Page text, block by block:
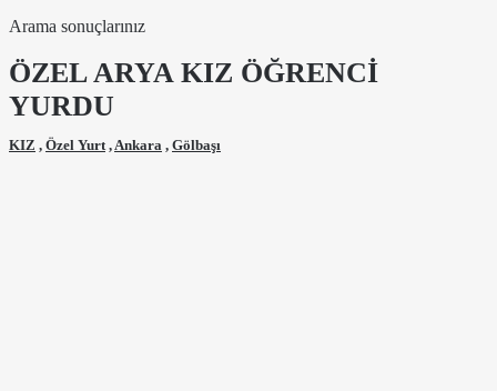
Arama sonuçlarınız
ÖZEL ARYA KIZ ÖĞRENCİ
YURDU
KIZ , Özel Yurt , Ankara , Gölbaşı